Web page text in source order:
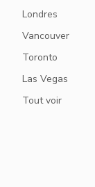
Londres
Vancouver
Toronto
Las Vegas
Tout voir